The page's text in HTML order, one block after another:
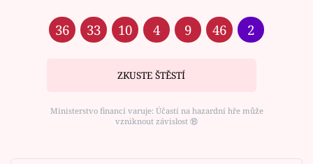
36 33 10 4 9 46 2
ZKUSTE ŠTĚSTÍ
Ministerstvo financí varuje: Účastí na hazardní hře může
vzniknout závislost ⑱